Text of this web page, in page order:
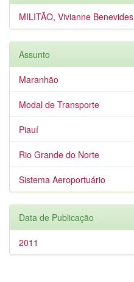
MILITÃO, Vivianne Benevides
Assunto
Maranhão
Modal de Transporte
Piauí
Rio Grande do Norte
Sistema Aeroportuário
Data de Publicação
2011